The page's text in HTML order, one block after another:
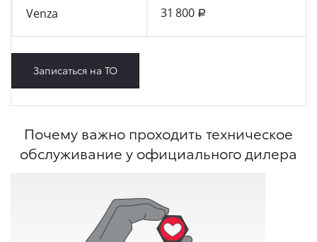
Venza 31 800 a
Записаться на ТО
Почему важно проходить техническое
обслуживание у официального дилера